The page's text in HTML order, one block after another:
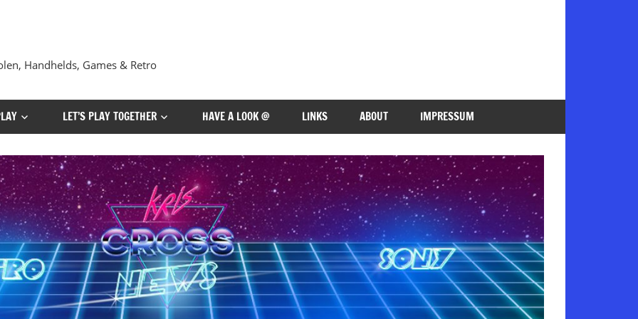
Handhelds, Games & Retro
LET’S PLAY TOGETHER HAVE A LOOK @ LINKS ABOUT IMPRESSUM